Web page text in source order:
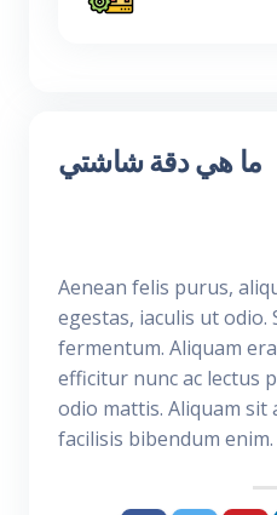
ما هي دقة شاشتي
Aenean felis purus,
egestas, iaculis ut odio.
fermentum. Aliquam
efficitur nunc ac lectus
odio mattis. Aliquam sit
facilisis bibendum enim.